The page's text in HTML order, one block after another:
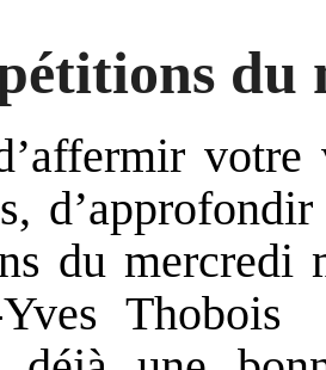
du
du mercredi
Yves